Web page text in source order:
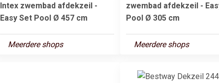
Intex zwembad afdekzeil -
Easy Set Pool Ø 457 cm
Meerdere shops
zwembad afdekzeil -
Pool Ø 305 cm
Meerdere shops